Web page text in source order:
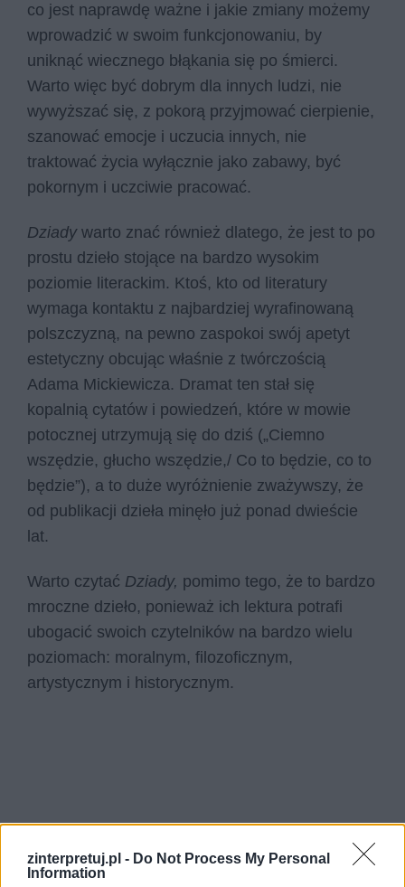
zinterpretuj.pl - Do Not Process My Personal
Information
co jest naprawdę ważne i jakie zmiany możemy
wprowadzić w swoim funkcjonowaniu, by
uniknąć wiecznego błąkania się po śmierci.
Warto więc być dobrym dla innych ludzi, nie
wywyższać się, z pokorą przyjmować cierpienie,
szanować emocje i uczucia innych, nie
traktować życia wyłącznie jako zabawy, być
pokornym i uczciwie pracować.
Dziady warto znać również dlatego, że jest to po
prostu dzieło stojące na bardzo wysokim
poziomie literackim. Ktoś, kto od literatury
wymaga kontaktu z najbardziej wyrafinowaną
polszczyzną, na pewno zaspokoi swój apetyt
estetyczny obcując właśnie z twórczością
Adama Mickiewicza. Dramat ten stał się
kopalnią cytatów i powiedzeń, które w mowie
potocznej utrzymują się do dziś („Ciemno
wszędzie, głucho wszędzie,/ Co to będzie, co to
będzie”), a to duże wyróżnienie zważywszy, że
od publikacji dzieła minęło już ponad dwieście
lat.
Warto czytać Dziady, pomimo tego, że to bardzo
mroczne dzieło, ponieważ ich lektura potrafi
ubogacić swoich czytelników na bardzo wielu
poziomach: moralnym, filozoficznym,
artystycznym i historycznym.